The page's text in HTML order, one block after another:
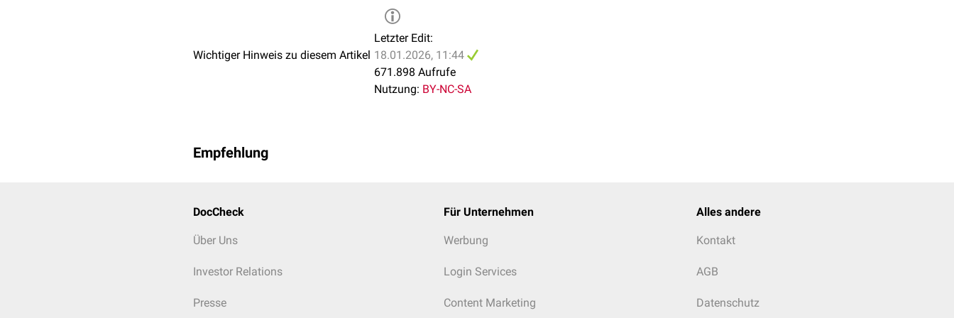
aus dem Jahr 2004, die in der 10. Revision im Jahr 2008 veröffentlicht wurde. Diese Revision wird durch das
jährlich überarbeitet und aktualisiert.
Am 18.6.2018 wurde die 11. Version des ICD-Schlüssels (ICD-11) veröffentlicht, die im Mai 2019 verabschiedet
wurde. Die ICD-11 trat am 1. Januar 2022 in Kraft. In Deutschland wird die ICD-11 derzeit (2026) noch nicht
regelhaft angewendet, da sie noch vollständig übersetzt und modifiziert sowie in bestehende Strukturen integriert
werden muss. Die konsequente Kodierung nach ICD-11 soll voraussichtlich 2027 oder 2028 umgesetzt werden.
Wichtiger Hinweis zu diesem Artikel
Letzter Edit:
18.01.2026, 11:44
671.898 Aufrufe
Nutzung: BY-NC-SA
Empfehlung
DocCheck
Über Uns
Investor Relations
Presse
Für Unternehmen
Werbung
Login Services
Content Marketing
Alles andere
Kontakt
AGB
Datenschutz